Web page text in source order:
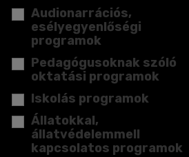
Audionarrációs,
esélyegyenlőségi
programok
Pedagógusoknak szóló
oktatási programok
Iskolás programok
Állatokkal,
állatvédelemmell
kapcsolatos programok